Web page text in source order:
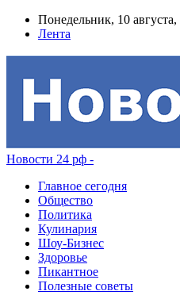
Понедельник, 10 августа,
Лента
Новости 24 рф -
Главное сегодня
Общество
Политика
Кулинария
Шоу-Бизнес
Здоровье
Пикантное
Полезные советы